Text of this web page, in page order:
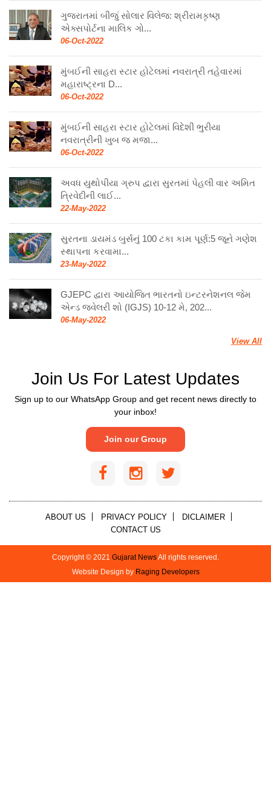
ગુજરાતમાં બીજું સોલાર વિલેજ: શ્રીરામકૃષ્ણ
એક્સપોર્ટના માલિક ગો...
06-Oct-2022
મુંબઈની સાહરા સ્ટાર હોટેલમાં નવરાત્રી તહેવારમાં
મહારાષ્ટ્રના D...
06-Oct-2022
મુંબઈની સાહરા સ્ટાર હોટેલમાં વિદેશી ભુરીયા
નવરાત્રીની ખુબ જ મજા...
06-Oct-2022
અવધ યુથોપીયા ગ્રુપ દ્વારા સુરતમાં પેહલી વાર અમિત
ત્રિવેદીની લાઈ...
22-May-2022
સુરતના ડાયમંડ બુર્સનું 100 ટકા કામ પૂર્ણ:5 જૂને ગણેશ
સ્થાપના કરવામા...
23-May-2022
GJEPC દ્વારા આયોજિત ભારતનો ઇન્ટરનેશનલ જેમ
એન્ડ જ્વેલરી શો (IGJS) 10-12 મે, 202...
06-May-2022
View All
Join Us For Latest Updates
Sign up to our WhatsApp Group and get recent news directly to
your inbox!
Join our Group
ABOUT US PRIVACY POLICY
DICLAIMER
CONTACT US
Copyright © 2021 Gujarat NewsAll rights reserved.
Website Design by Raging Developers